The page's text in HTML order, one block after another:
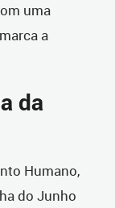
uma
a
da
Humano,
do Junho